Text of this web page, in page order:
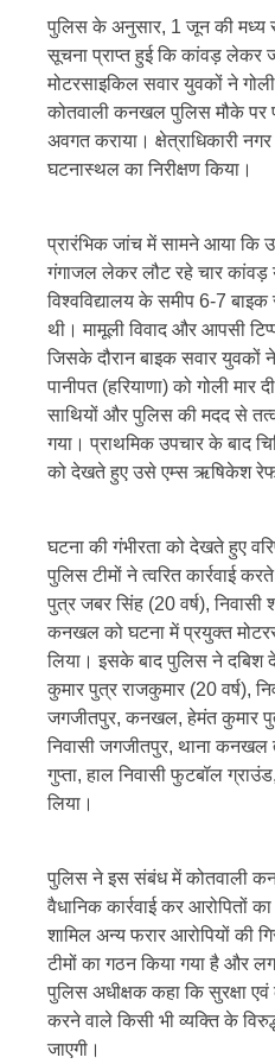
पुलिस के अनुसार, 1 जून की मध्य
सूचना प्राप्त हुई कि कांवड़ लेकर
मोटरसाइकिल सवार युवकों ने
कोतवाली कनखल पुलिस मौके पर
अवगत कराया। क्षेत्राधिकारी
घटनास्थल का निरीक्षण किया।
प्रारंभिक जांच में सामने आया कि
गंगाजल लेकर लौट रहे चार कांवड़
विश्वविद्यालय के समीप 6-7
थी। मामूली विवाद और आपसी
जिसके दौरान बाइक सवार युवकों
पानीपत (हरियाणा) को गोली
साथियों और पुलिस की मदद से
गया। प्राथमिक उपचार के बाद
को देखते हुए उसे एम्स ऋषिकेश
घटना की गंभीरता को देखते हुए
पुलिस टीमों ने त्वरित कार्रवाई
पुत्र जबर सिंह (20 वर्ष), निवासी
कनखल को घटना में प्रयुक्त
लिया। इसके बाद पुलिस ने दबिश
कुमार पुत्र राजकुमार (20 वर्ष),
जगजीतपुर, कनखल, हेमंत कुमार
निवासी जगजीतपुर, थाना
गुप्ता, हाल निवासी फुटबॉल
लिया।
पुलिस ने इस संबंध में कोतवाली
वैधानिक कार्रवाई कर आरोपितों
शामिल अन्य फरार आरोपियों की
टीमों का गठन किया गया है और
पुलिस अधीक्षक कहा कि सुरक्षा
करने वाले किसी भी व्यक्ति के
जाएगी।